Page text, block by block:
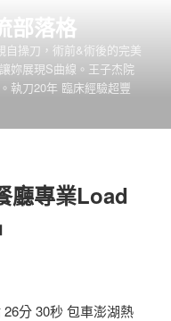
部落格
操刀，術前&術後的完美
妳展現S曲線。王子杰院
執刀20年 臨床經驗超豐
廳專業Load
分 30秒 包車澎湖熱